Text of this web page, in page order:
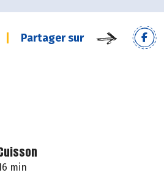
Partager sur
min